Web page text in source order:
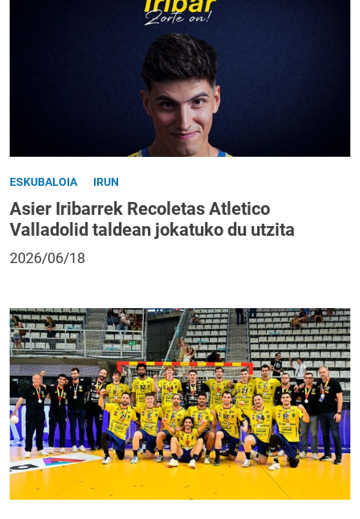
ESKUBALOIA IRUN
Asier Iribarrek Recoletas Atletico
Valladolid taldean jokatuko du utzita
2026/06/18